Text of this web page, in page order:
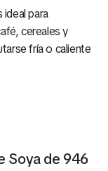
para
cereales y
fría o caliente
Soya de 946